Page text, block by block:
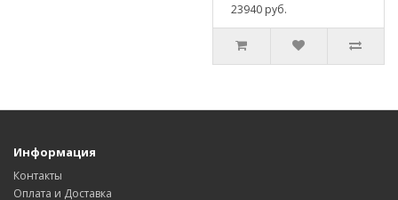
23940 руб.
Информация
Контакты
Оплата и Доставка